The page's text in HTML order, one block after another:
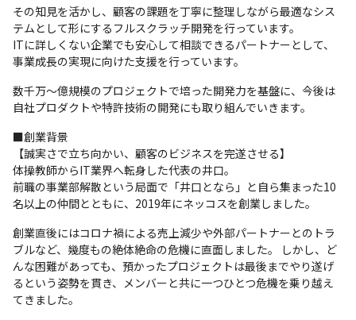
その知見を活かし、顧客の課題を丁寧に整理しながら最適なシス
テムとして形にするフルスクラッチ開発を行っています。
ITに詳しくない企業でも安心して相談できるパートナーとして、
事業成長の実現に向けた支援を行っています。
数千万〜億規模のプロジェクトで培った開発力を基盤に、今後は
自社プロダクトや特許技術の開発にも取り組んでいきます。
■創業背景
【誠実さで立ち向かい、顧客のビジネスを完遂させる】
体操教師からIT業界へ転身した代表の井口。
前職の事業部解散という局面で「井口となら」と自ら集まった10
名以上の仲間とともに、2019年にネッコスを創業しました。
創業直後にはコロナ禍による売上減少や外部パートナーとのトラ
ブルなど、幾度もの絶体絶命の危機に直面しました。 しかし、ど
んな困難があっても、預かったプロジェクトは最後までやり遂げ
るという姿勢を貫き、メンバーと共に一つひとつ危機を乗り越え
てきました。